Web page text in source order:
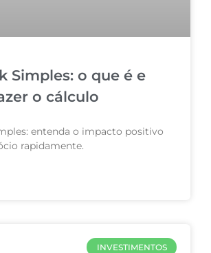
Simples: o que é e
o cálculo
entenda o impacto positivo
rapidamente.
INVESTIMENTOS